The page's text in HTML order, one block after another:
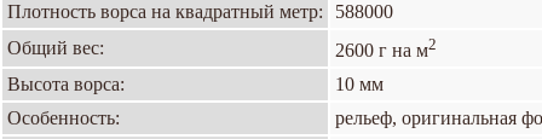
Плотность ворса на квадратный метр:
588000
Общий вес:
2600 г на м2
Высота ворса:
10 мм
Особенность:
рельеф, оригинальная